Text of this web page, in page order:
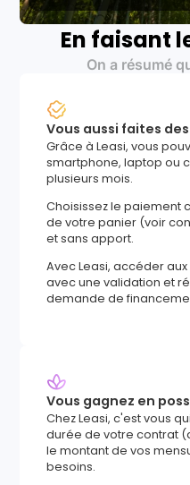
En faisant
On a résumé
Vous aussi faites
Grâce à Leasi, vous
smartphone, laptop ou
plusieurs mois.
Choisissez le paiement
de votre panier (voir
et sans apport.
Avec Leasi, accéder
avec une validation et
demande de
Vous gagnez en
Chez Leasi, c'est vous
durée de votre contrat
le montant de vos
besoins.